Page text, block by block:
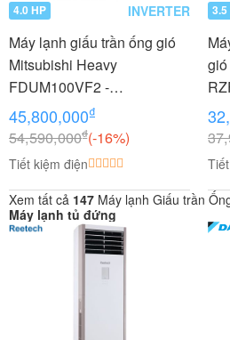
4.0 HP INVERTER
Máy lạnh giấu trần ống gió
Mitsubishi Heavy
FDUM100VF2 -
FDC100VNP 4.0 HP (4
Ngựa) Inverter
45,800,000₫
54,590,000₫(-16%)
Tiết kiệm điện
3.5
Xem tất cả 147 Máy lạnh Giấu trần
Máy lạnh tủ đứng